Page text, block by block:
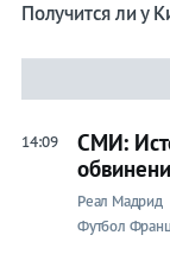
Получится ли у
14:09
СМИ:
Реал Мадрид
Футбол